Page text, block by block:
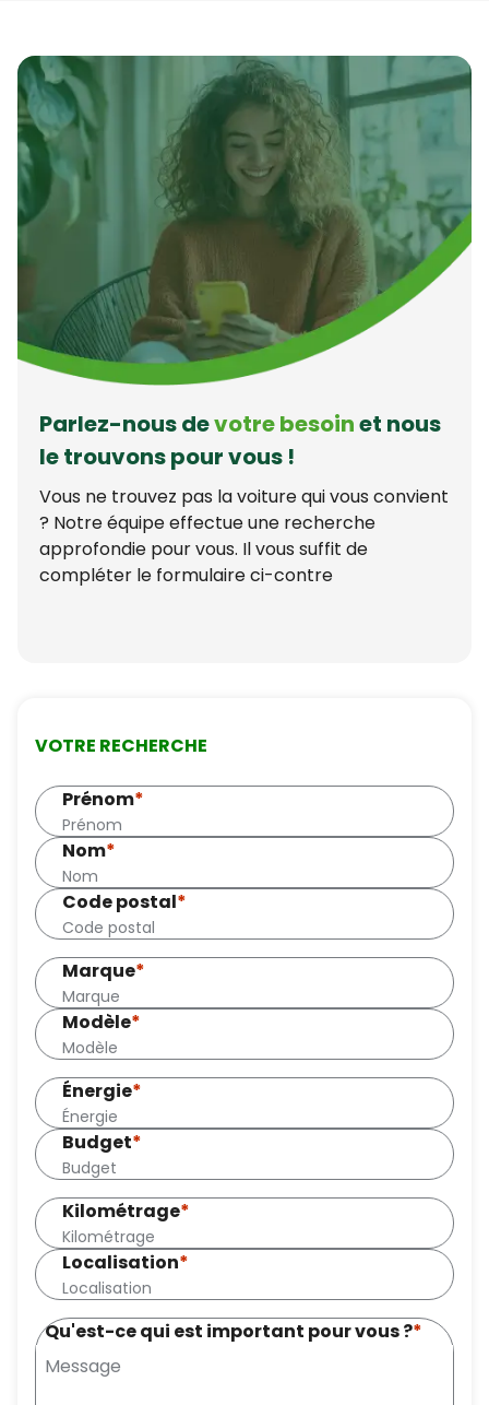
Parlez-nous devotre besoinet nous
le trouvons pour vous !
Vous ne trouvez pas la voiture qui vous convient
? Notre équipe effectue une recherche
approfondie pour vous. Il vous suffit de
compléter le formulaire ci-contre
VOTRE RECHERCHE
Prénom*
Nom*
Code postal*
Marque*
Modèle*
Énergie*
Budget*
Kilométrage*
Localisation*
Qu'est-ce qui est important pour vous ?*